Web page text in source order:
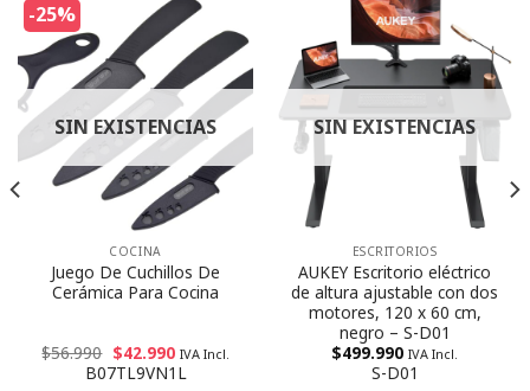
-25%
SIN EXISTENCIAS
COCINA
Juego De Cuchillos De
Cerámica Para Cocina
$56.990 $42.990 IVA Incl.
B07TL9VN1L
SIN EXISTENCIAS
ESCRITORIOS
AUKEY Escritorio eléctrico
de altura ajustable con dos
motores, 120 ​​x 60 cm,
negro – S-D01
$499.990 IVA Incl.
S-D01